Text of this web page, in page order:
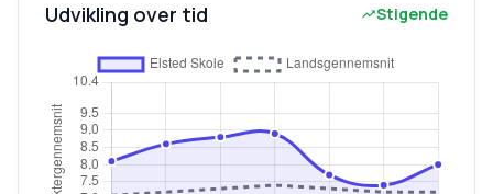
Udvikling over tid Stigende